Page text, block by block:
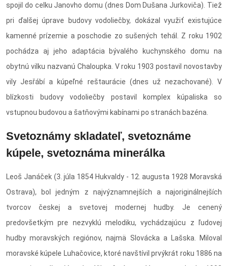
spojil do celku Janovho domu (dnes Dom Dušana Jurkoviča). Tiež
pri ďalšej úprave budovy vodoliečby, dokázal využiť existujúce
kamenné prízemie a poschodie zo sušených tehál. Z roku 1902
pochádza aj jeho adaptácia bývalého kuchynského domu na
obytnú vilku nazvanú Chaloupka. V roku 1903 postavil novostavby
vily Jesřábí a kúpeľné reštaurácie (dnes už nezachované). V
blízkosti budovy vodoliečby postavil komplex kúpaliska so
vstupnou budovou a šatňovými kabínami po stranách bazéna.
Svetoznámy skladateľ, svetoznáme
kúpele, svetoznáma minerálka
Leoš Janáček (3. júla 1854 Hukvaldy - 12. augusta 1928 Moravská
Ostrava), bol jedným z najvýznamnejších a najoriginálnejších
tvorcov českej a svetovej modernej hudby. Je cenený
predovšetkým pre nezvyklú melodiku, vychádzajúcu z ľudovej
hudby moravských regiónov, najmä Slovácka a Lašska. Miloval
moravské kúpele Luhačovice, ktoré navštívil prvýkrát roku 1886 na